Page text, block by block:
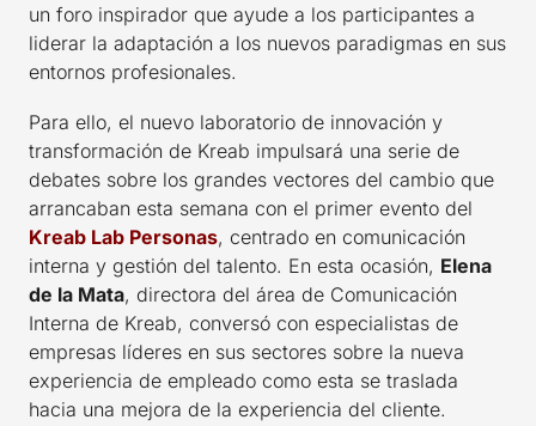
un foro inspirador que ayude a los participantes a
liderar la adaptación a los nuevos paradigmas en sus
entornos profesionales.
Para ello, el nuevo laboratorio de innovación y
transformación de Kreab impulsará una serie de
debates sobre los grandes vectores del cambio que
arrancaban esta semana con el primer evento del
Kreab Lab Personas, centrado en comunicación
interna y gestión del talento. En esta ocasión, Elena
de la Mata, directora del área de Comunicación
Interna de Kreab, conversó con especialistas de
empresas líderes en sus sectores sobre la nueva
experiencia de empleado como esta se traslada
hacia una mejora de la experiencia del cliente.